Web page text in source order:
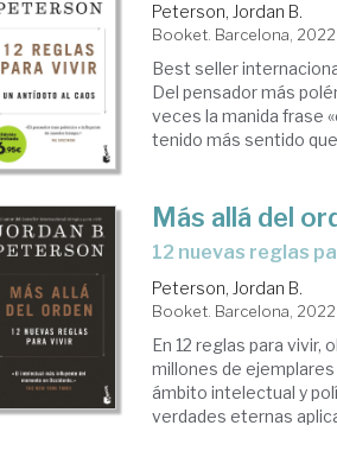
Peterson, Jordan B.
Booket. Barcelona, 2022
Best seller
Del pensador más
veces la manida frase
tenido más sentido
Más allá del
12 nuevas reglas
Peterson, Jordan B.
Booket. Barcelona, 2022
En 12 reglas para vivir,
millones de
ámbito intelectual y
verdades eternas